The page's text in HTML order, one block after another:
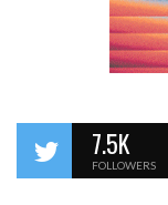
7.5K
FOLLOWERS